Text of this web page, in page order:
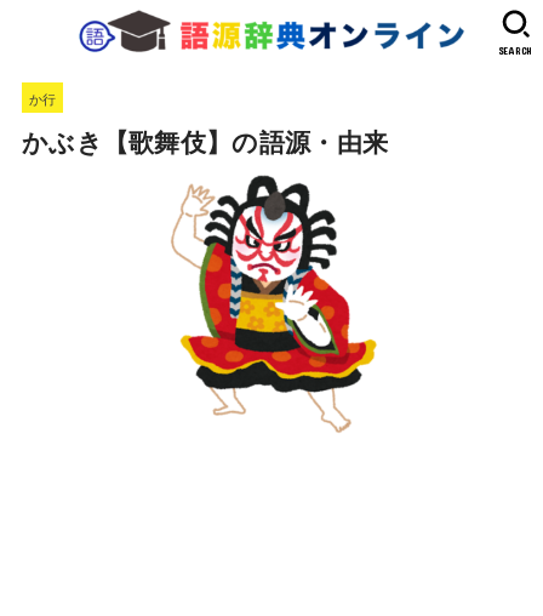
SEARCH
か行
かぶき【歌舞伎】の語源・由来